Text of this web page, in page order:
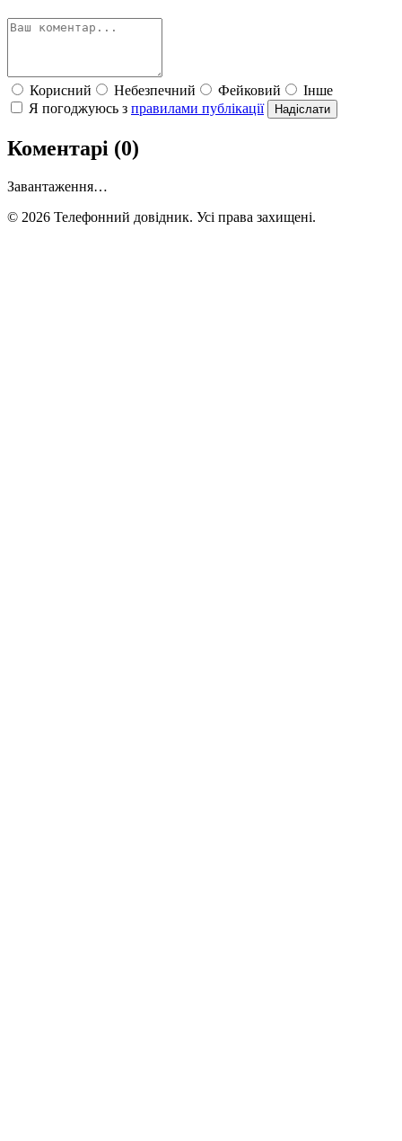
Корисний Небезпечний Фейковий
Інше
Я погоджуюсь з правилами публікації Надіслати
Коментарі (0)
Завантаження…
© 2026 Телефонний довідник. Усі права захищені.